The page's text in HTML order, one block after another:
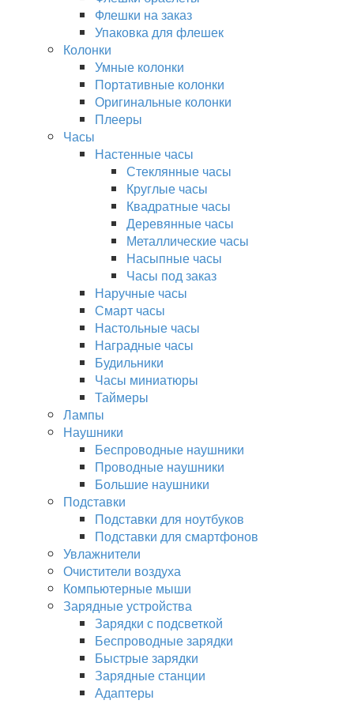
Флешки на заказ
Упаковка для флешек
Колонки
Умные колонки
Портативные колонки
Оригинальные колонки
Плееры
Часы
Настенные часы
Стеклянные часы
Круглые часы
Квадратные часы
Деревянные часы
Металлические часы
Насыпные часы
Часы под заказ
Наручные часы
Смарт часы
Настольные часы
Наградные часы
Будильники
Часы миниатюры
Таймеры
Лампы
Наушники
Беспроводные наушники
Проводные наушники
Большие наушники
Подставки
Подставки для ноутбуков
Подставки для смартфонов
Увлажнители
Очистители воздуха
Компьютерные мыши
Зарядные устройства
Зарядки с подсветкой
Беспроводные зарядки
Быстрые зарядки
Зарядные станции
Адаптеры